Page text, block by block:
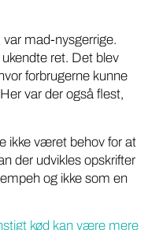
mad-nysgerrige.
ret. Det blev
forbrugerne kunne
var der også flest,
ikke været behov for at
der udvikles opskrifter
og ikke som en
kød kan være mere